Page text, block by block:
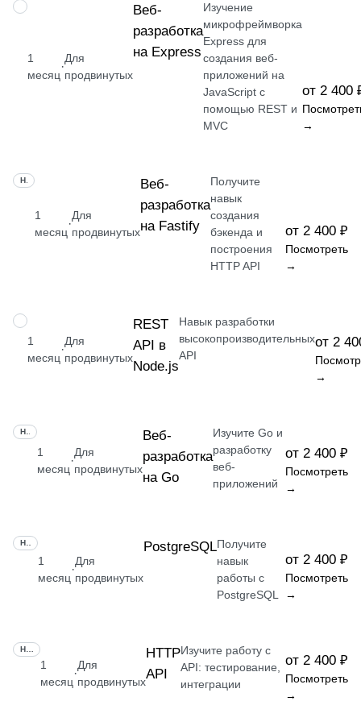
НАВЫК
1
месяц
·
Для
продвинутых
Веб-
разработка
на Express
Изучение
микрофреймворка
Express для
создания веб-
приложений на
JavaScript с
помощью REST и
MVC
от 2 400
→
НАВЫК
1
месяц
·
Для
продвинутых
Веб-
разработка
на Fastify
Получите
навык
создания
бэкенда и
построения
HTTP API
от 2 400 ₽
Посмотреть
→
НАВЫК
1
месяц
·
Для
продвинутых
REST
API в
Node.js
Навык разработки
высокопроизводительных
API
от 2
→
1
месяц
·
Для
продвинутых
Веб-
разработка
на Go
Изучите Go и
разработку
веб-
приложений
от 2 400 ₽
Посмотреть
→
1
месяц
·
Для
продвинутых
PostgreSQLПолучите
навык
работы с
PostgreSQL
от 2 400 ₽
Посмотреть
→
1
месяц
·
Для
продвинутых
HTTP
API
Изучите работу с
API: тестирование,
интеграции
от 2 400 ₽
Посмотреть
→